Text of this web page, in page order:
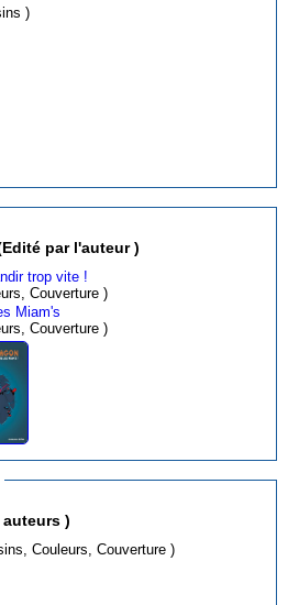
Dessins )
Histoire de dragon (Edité par l'auteur )
trop vite !
Couleurs, Couverture )
Miam's
Couleurs, Couverture )
Nightmare (Edité par les auteurs )
( Dessins, Couleurs, Couverture )